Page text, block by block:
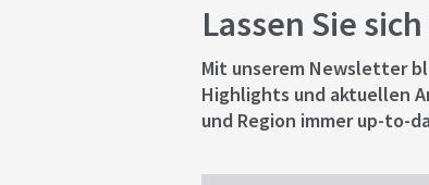
Lassen Sie
Mit unserem Newsletter
Highlights und aktuellen
und Region immer up-to-